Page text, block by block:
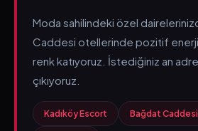
Moda sahilindeki özel
Caddesi otellerinde pozitif
renk katıyoruz. İstediğiniz an
çıkıyoruz.
Kadıköy Escort Bağdat Caddesi